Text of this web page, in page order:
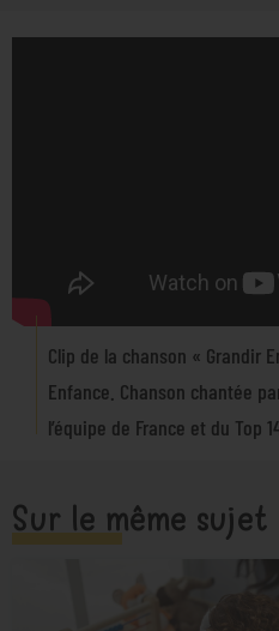
Clip de la chanson « Grandir
Enfance. Chanson chantée
l’équipe de France et du Top
Sur le même sujet